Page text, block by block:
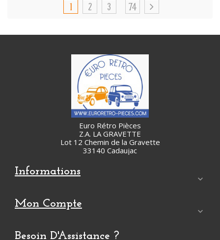
1 2 3 74
Euro Rétro Pièces
Z.A. LA GRAVETTE
Lot 12 Chemin de la Gravette
33140 Cadaujac
Informations

Mon Compte

Besoin D'Assistance ?